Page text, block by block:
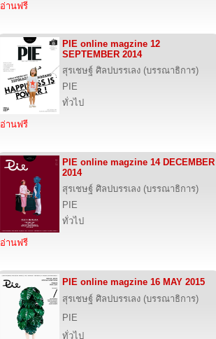
อ่านฟรี
PIE online magzine 12
SEPTEMBER 2014
สุรเชษฐ์ ศิลปบรรเลง (บรรณาธิการ)
PIE
ทั่วไป
อ่านฟรี
PIE online magzine 14 DECEMBER
2014
สุรเชษฐ์ ศิลปบรรเลง (บรรณาธิการ)
PIE
ทั่วไป
อ่านฟรี
PIE online magzine 16 MAY 2015
สุรเชษฐ์ ศิลปบรรเลง (บรรณาธิการ)
PIE
ทั่วไป